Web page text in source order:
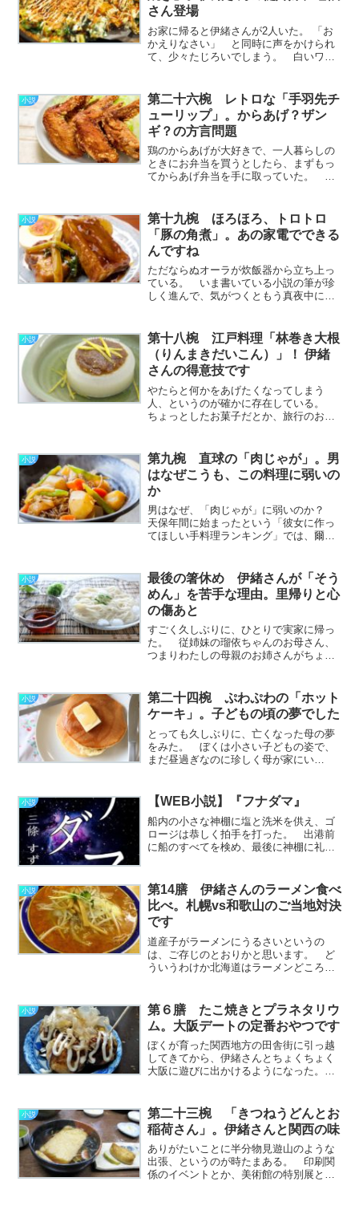
さん登場
お家に帰ると伊緒さんが2人いた。 「お
かえりなさい」 と同時に声をかけられ
て、少々たじろいでしまう。 白いワン
んだ。 黒に見えるような濃紺のチュニ
ックをまとった方の伊緒………………～
続きを読む～
小説
第二十六椀 レトロな「手羽先チ
ューリップ」。からあげ？ザン
ギ？の方言問題
鶏のからあげが大好きで、一人暮らしの
ときにお弁当を買うとしたら、まずもっ
てからあげ弁当を手に取っていた。 い
副菜は申し訳程度にしか入っていな
い。 なかには「ごはん、か
ら………………～続きを読む～
小説
第十九椀 ほろほろ、トロトロ
「豚の角煮」。あの家電でできる
んですね
ただならぬオーラが炊飯器から立ち上っ
ている。 いま書いている小説の筆が珍
しく進んで、気がつくともう真夜中にな
茶漬けにでもさせていただこうかしら
ん、と台所に忍び込んだの
だ………………～続きを読む～
小説
第十八椀 江戸料理「林巻き大根
（りんまきだいこん）」！ 伊緒
さんの得意技です
やたらと何かをあげたくなってしまう
人、というのが確かに存在している。
ちょっとしたお菓子だとか、旅行のおみ
ントして喜ばせたくなるという人だ。
その点に関していえば、伊
緒………………～続きを読む～
小説
第九椀 直球の「肉じゃが」。男
はなぜこうも、この料理に弱いの
か
男はなぜ、「肉じゃが」に弱いのか？
天保年間に始まったという「彼女に作っ
てほしい手料理ランキング」では、爾来
のベタぶりに、世の女性はうっかり「得
意料理は肉じゃがです」な………………
～続きを読む～
小説
最後の箸休め 伊緒さんが「そう
めん」を苦手な理由。里帰りと心
の傷あと
すごく久しぶりに、ひとりで実家に帰っ
た。 従姉妹の瑠依ちゃんのお母さん、
つまりわたしの母親のお姉さんがちょっ
の日取りももう決まっているのだけど、
久しぶりなこともあって顔を
見………………～続きを読む～
小説
第二十四椀 ぷわぷわの「ホット
ケーキ」。子どもの頃の夢でした
とっても久しぶりに、亡くなった母の夢
をみた。 ぼくは小さい子どもの姿で、
まだ昼過ぎなのに珍しく母が家にい
たのが嬉しくて、子どものぼくはわくわ
くと待っている。 台所にはい
っ………………～続きを読む～
小説 【WEB小説】『フナダマ』
船内の小さな神棚に塩と洗米を供え、ゴ
ロージは恭しく拍手を打った。 出港前
に船のすべてを検め、最後に神棚に礼拝
新造するとその帆柱の根元に古銭や近し
い女の髪などを納め、船の………………
～続きを読む～
小説
第14膳 伊緒さんのラーメン食べ
比べ。札幌vs和歌山のご当地対決
です
道産子がラーメンにうるさいというの
は、ご存じのとおりかと思います。 ど
ういうわけか北海道はラーメンどころで
場」みたいなラーメン屋さんの集中地帯
があるのです。 わたしは札
幌………………～続きを読む～
小説
第６膳 たこ焼きとプラネタリウ
ム。大阪デートの定番おやつです
ぼくが育った関西地方の田舎街に引っ越
してきてから、伊緒さんとちょくちょく
大阪に遊びに出かけるようになった。
こそ「異郷」を通り越して「魔境」みた
いなものかもしれない。 ………………
～続きを読む～
小説
第二十三椀 「きつねうどんとお
稲荷さん」。伊緒さんと関西の味
ありがたいことに半分物見遊山のような
出張、というのが時たまある。 印刷関
係のイベントとか、美術館の特別展と